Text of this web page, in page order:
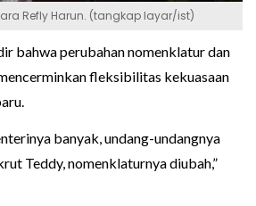
Refly Harun. (tangkap layar/ist)
bahwa perubahan nomenklatur dan
fleksibilitas kekuasaan
banyak, undang-undangnya
Teddy, nomenklaturnya diubah,”